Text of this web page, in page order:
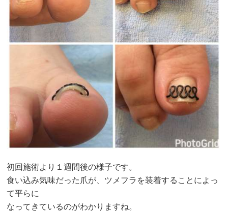
初回施術より１週間後の様子です。
食い込み気味だった爪が、ツメフラを装着することによっ
て平らに
なってきているのがわかりますね。